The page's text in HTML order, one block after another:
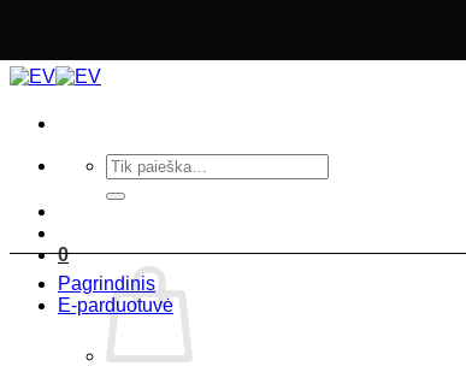
Skip
to
Ieškoti:
0
Pagrindinis
E-parduotuvė